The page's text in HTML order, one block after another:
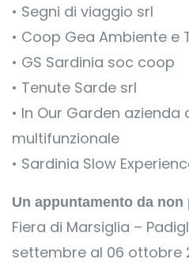
• Segni di viaggio srl
• Coop Gea Ambiente e
• GS Sardinia soc coop
• Tenute Sarde srl
• In Our Garden azienda
multifunzionale
• Sardinia Slow
Un appuntamento da non
Fiera di Marsiglia –
settembre al 06 ottobre